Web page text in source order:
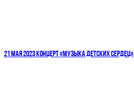
21 МАЯ 2023 КОНЦЕРТ «МУЗЫКА ДЕТСКИХ СЕРДЕЦ»